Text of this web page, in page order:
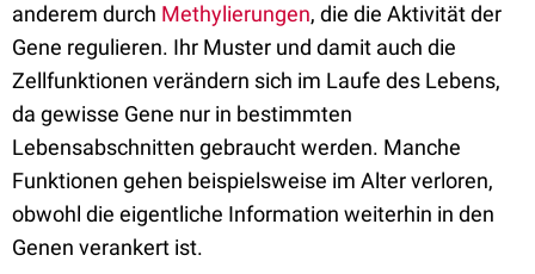
anderem durch Methylierungen, die die Aktivität der
Gene regulieren. Ihr Muster und damit auch die
Zellfunktionen verändern sich im Laufe des Lebens,
da gewisse Gene nur in bestimmten
Lebensabschnitten gebraucht werden. Manche
Funktionen gehen beispielsweise im Alter verloren,
obwohl die eigentliche Information weiterhin in den
Genen verankert ist.